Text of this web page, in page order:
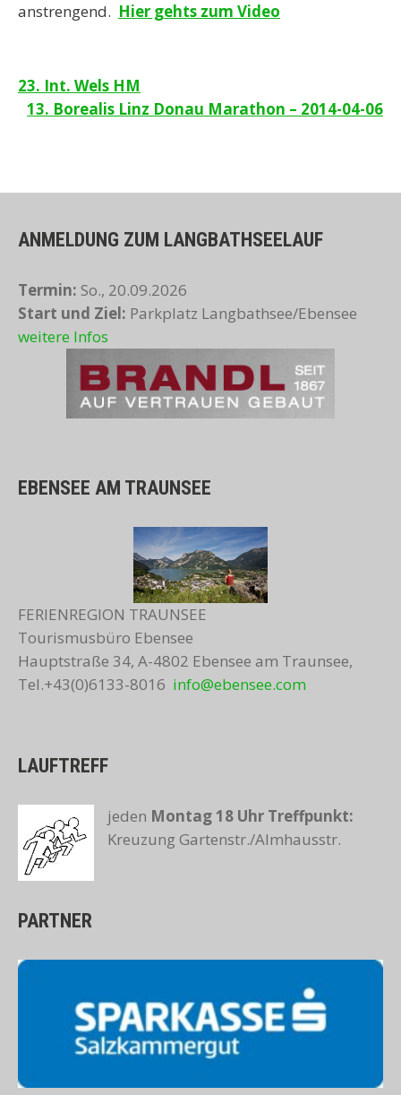
anstrengend. Hier gehts zum Video
Beitragsnavigation
23. Int. Wels HM
13. Borealis Linz Donau Marathon – 2014-04-06
ANMELDUNG ZUM LANGBATHSEELAUF
Termin: So., 20.09.2026
Start und Ziel: Parkplatz Langbathsee/Ebensee
weitere Infos
EBENSEE AM TRAUNSEE
FERIENREGION TRAUNSEE
Tourismusbüro Ebensee
Hauptstraße 34, A-4802 Ebensee am Traunsee,
Tel.+43(0)6133-8016 info@ebensee.com
LAUFTREFF
jeden Montag 18 Uhr Treffpunkt:
Kreuzung Gartenstr./Almhausstr.
PARTNER